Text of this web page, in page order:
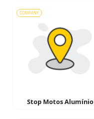
COMPANY
Stop Motos Alumínio